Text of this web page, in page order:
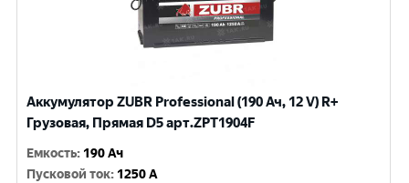
Аккумулятор ZUBR Professional (190 Ач, 12 V) R+
Грузовая, Прямая D5 арт.ZPT1904F
Емкость: 190 Ач
Пусковой ток: 1250 A